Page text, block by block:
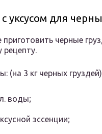
уксусом для
приготовить черные
рецепту.
(на 3 кг черных
воды;
эссенции;